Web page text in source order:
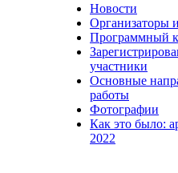
Новости
Организаторы
Программный
участники
Основные
работы
Фотографии
Как это было:
2022